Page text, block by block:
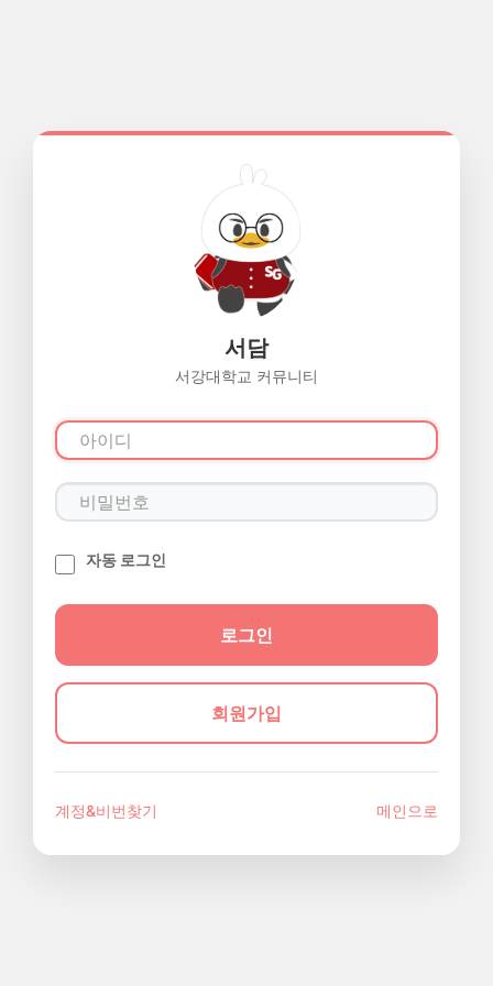
서담
서강대학교 커뮤니티
자동 로그인
회원가입
계정&비번찾기 메인으로